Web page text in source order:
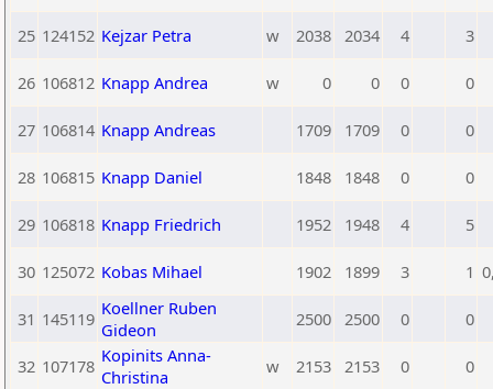
25 124152 Kejzar Petra w 2038 2034 4 3
26 106812 Knapp Andrea w 0 0 0 0
27 106814 Knapp Andreas 1709 1709 0 0
28 106815 Knapp Daniel 1848 1848 0 0
29 106818 Knapp Friedrich 1952 1948 4 5
30 125072 Kobas Mihael 1902 1899 3 1
31 145119 Koellner Ruben
Gideon
2500 2500 0 0
32 107178 Kopinits Anna-
Christina
w 2153 2153 0 0